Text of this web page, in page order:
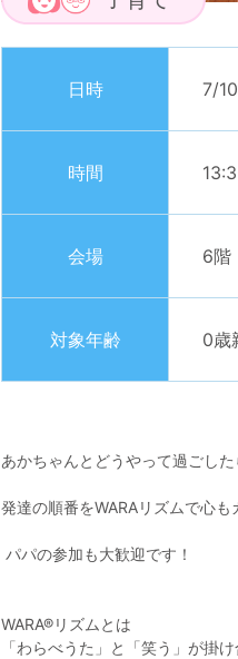
日時 7/
時間
会場 6
対象年齢 0歳
あかちゃんとどうやって過ごし
発達の順番をWARAリズムで心
パパの参加も大歓迎です！
WARA®︎リズムとは
「わらべうた」と「笑う」が掛